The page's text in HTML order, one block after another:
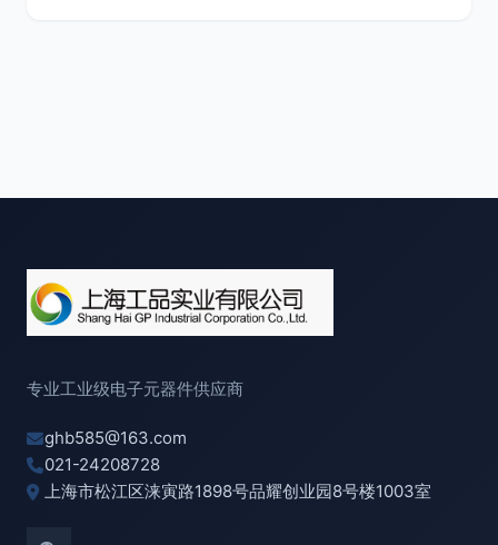
专业工业级电子元器件供应商
ghb585@163.com
021-24208728
上海市松江区涞寅路1898号品耀创业园8号楼1003室